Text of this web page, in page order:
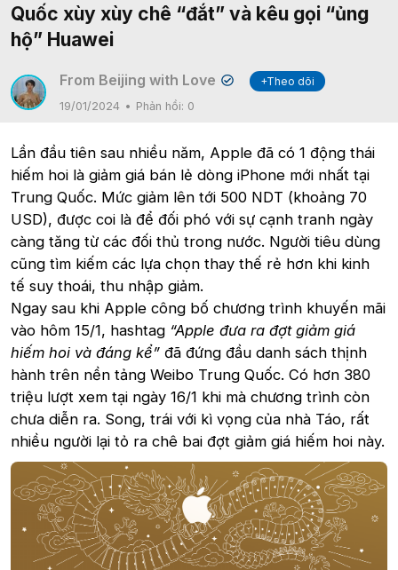
Quốc xùy xùy chê “đắt” và kêu gọi “ủng
hộ” Huawei
From Beijing with Love ✔
+Theo dõi
19/01/2024
Phản hồi: 0
Lần đầu tiên sau nhiều năm, Apple đã có 1 động thái
hiếm hoi là giảm giá bán lẻ dòng iPhone mới nhất tại
Trung Quốc. Mức giảm lên tới 500 NDT (khoảng 70
USD), được coi là để đối phó với sự cạnh tranh ngày
càng tăng từ các đối thủ trong nước. Người tiêu dùng
cũng tìm kiếm các lựa chọn thay thế rẻ hơn khi kinh
tế suy thoái, thu nhập giảm.
Ngay sau khi Apple công bố chương trình khuyến mãi
vào hôm 15/1, hashtag “Apple đưa ra đợt giảm giá
hiếm hoi và đáng kể” đã đứng đầu danh sách thịnh
hành trên nền tảng Weibo Trung Quốc. Có hơn 380
triệu lượt xem tại ngày 16/1 khi mà chương trình còn
chưa diễn ra. Song, trái với kì vọng của nhà Táo, rất
nhiều người lại tỏ ra chê bai đợt giảm giá hiếm hoi này.